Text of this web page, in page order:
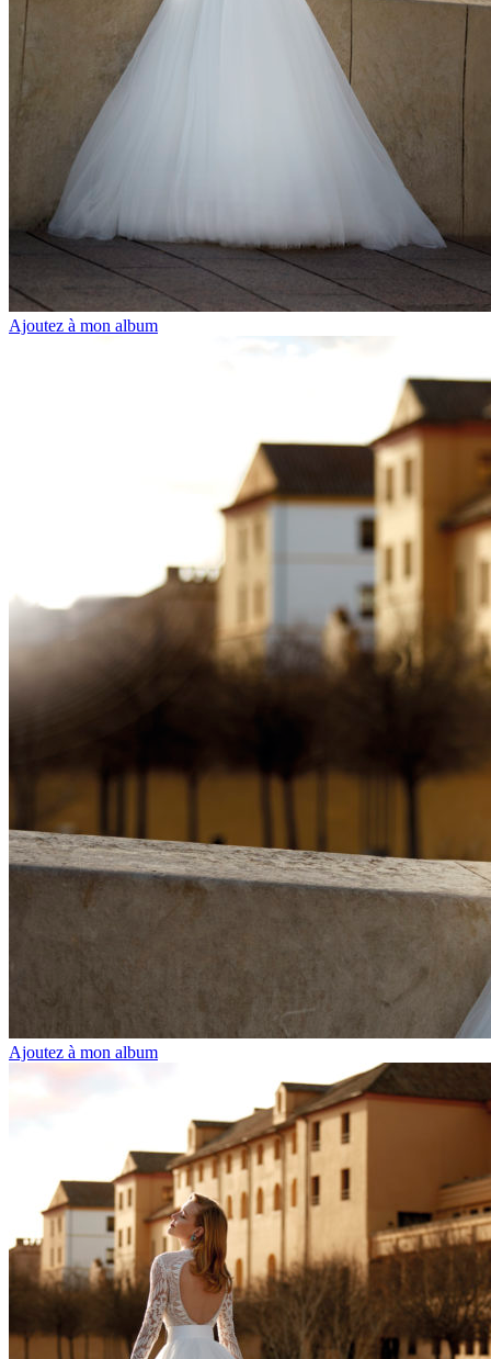
Ajoutez à mon album
Ajoutez à mon album